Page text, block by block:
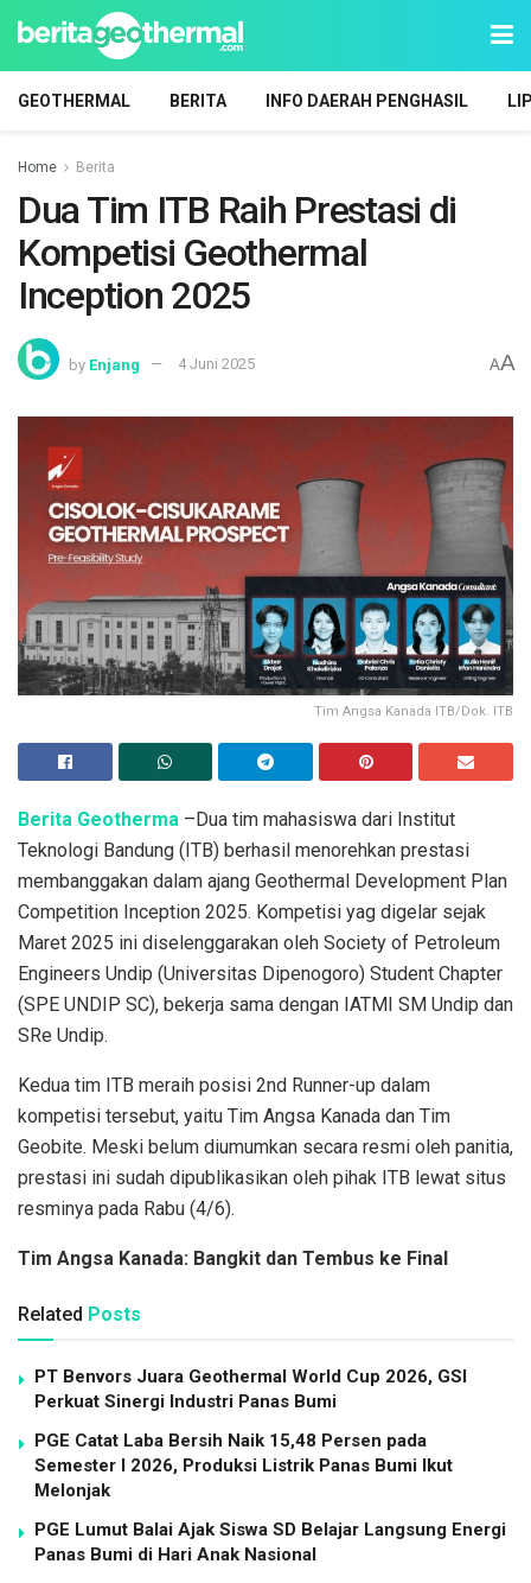
GEOTHERMAL BERITA INFO DAERAH PENGHASIL
Home Berita
Dua Tim ITB Raih Prestasi di
Kompetisi Geothermal
Inception 2025
by Enjang 4 Juni 2025 AA
Tim Angsa Kanada ITB/Dok. ITB
Berita Geotherma –Dua tim mahasiswa dari Institut
Teknologi Bandung (ITB) berhasil menorehkan prestasi
membanggakan dalam ajang Geothermal Development Plan
Competition Inception 2025. Kompetisi yag digelar sejak
Maret 2025 ini diselenggarakan oleh Society of Petroleum
Engineers Undip (Universitas Dipenogoro) Student Chapter
(SPE UNDIP SC), bekerja sama dengan IATMI SM Undip dan
SRe Undip.
Kedua tim ITB meraih posisi 2nd Runner-up dalam
kompetisi tersebut, yaitu Tim Angsa Kanada dan Tim
Geobite. Meski belum diumumkan secara resmi oleh panitia,
prestasi ini sudah dipublikasikan oleh pihak ITB lewat situs
resminya pada Rabu (4/6).
Tim Angsa Kanada: Bangkit dan Tembus ke Final
Related Posts
PT Benvors Juara Geothermal World Cup 2026, GSI
Perkuat Sinergi Industri Panas Bumi
PGE Catat Laba Bersih Naik 15,48 Persen pada
Semester I 2026, Produksi Listrik Panas Bumi Ikut
Melonjak
PGE Lumut Balai Ajak Siswa SD Belajar Langsung Energi
Panas Bumi di Hari Anak Nasional